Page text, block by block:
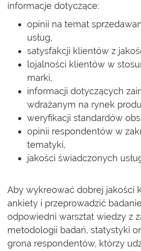
informacje dotyczące:
opinii na temat
usług,
satysfakcji klientów z
lojalności klientów w
marki,
informacji dotyczących
wdrażanym na rynek
weryfikacji standardów
opinii respondentów w
tematyki,
jakości świadczonych
Aby wykreować dobrej jakości
ankiety i przeprowadzić
odpowiedni warsztat wiedzy z
metodologii badań, statystyki
grona respondentów, którzy